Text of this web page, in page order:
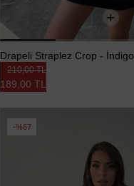
Drapeli Straplez Crop - İndigo
189,00 TL
210,00 TL
%67